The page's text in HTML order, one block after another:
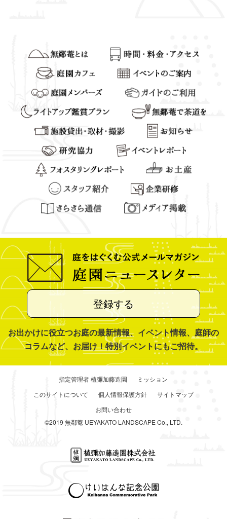
登録する
お出かけに役立つお庭の最新情報、イベント情報、庭師の
コラムなど、お届け！特別イベントにもご招待。
指定管理者 植彌加藤造園
ミッション
このサイトについて
個人情報保護方針
サイトマップ
お問い合わせ
©2019 無鄰菴 UEYAKATO LANDSCAPE Co., LTD.